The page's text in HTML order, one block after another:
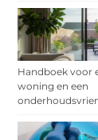
Handboek voor
woning en een